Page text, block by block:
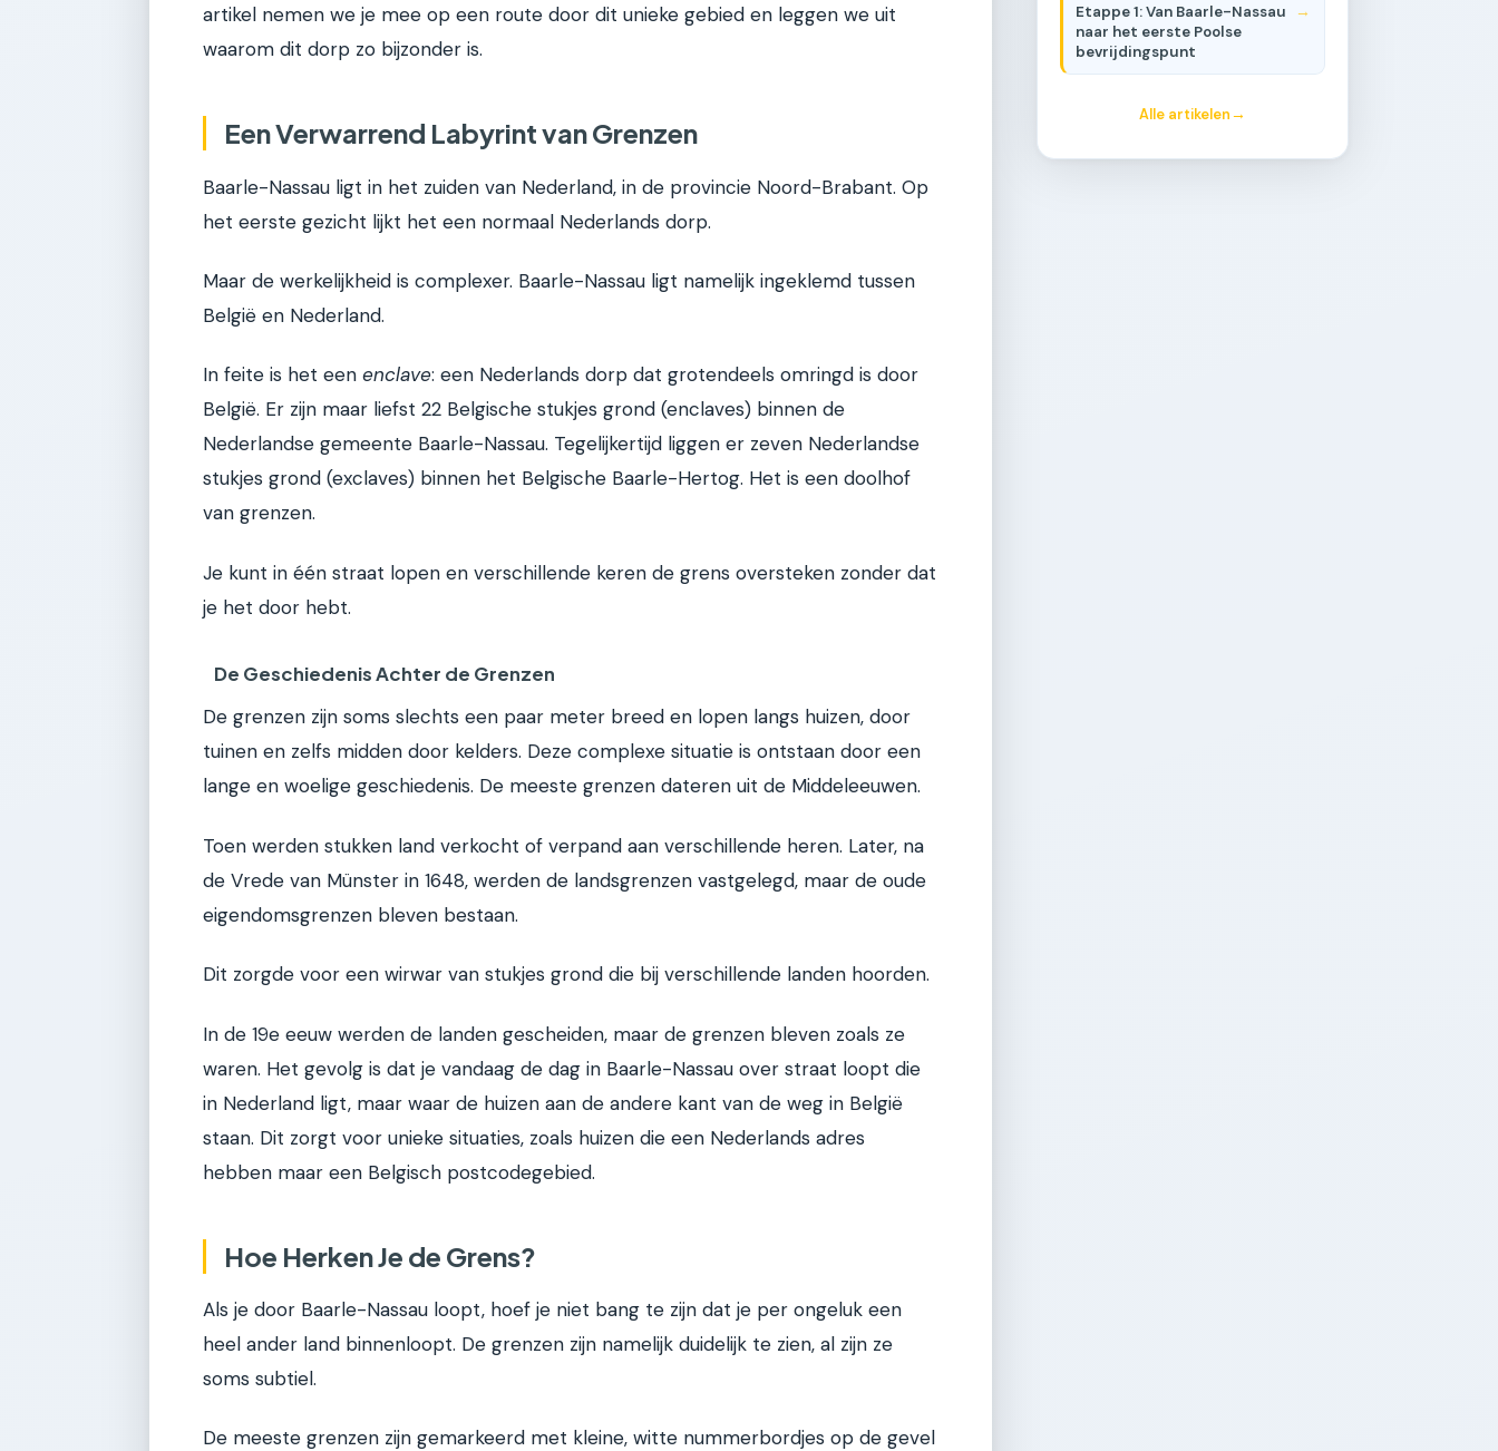
artikel nemen we je mee op een route door dit unieke gebied en leggen we uit
waarom dit dorp zo bijzonder is.
Een Verwarrend Labyrint van Grenzen
Baarle-Nassau ligt in het zuiden van Nederland, in de provincie Noord-Brabant. Op
het eerste gezicht lijkt het een normaal Nederlands dorp.
Maar de werkelijkheid is complexer. Baarle-Nassau ligt namelijk ingeklemd tussen
België en Nederland.
In feite is het een enclave: een Nederlands dorp dat grotendeels omringd is door
België. Er zijn maar liefst 22 Belgische stukjes grond (enclaves) binnen de
Nederlandse gemeente Baarle-Nassau. Tegelijkertijd liggen er zeven Nederlandse
stukjes grond (exclaves) binnen het Belgische Baarle-Hertog. Het is een doolhof
van grenzen.
Je kunt in één straat lopen en verschillende keren de grens oversteken zonder dat
je het door hebt.
De Geschiedenis Achter de Grenzen
De grenzen zijn soms slechts een paar meter breed en lopen langs huizen, door
tuinen en zelfs midden door kelders. Deze complexe situatie is ontstaan door een
lange en woelige geschiedenis. De meeste grenzen dateren uit de Middeleeuwen.
Toen werden stukken land verkocht of verpand aan verschillende heren. Later, na
de Vrede van Münster in 1648, werden de landsgrenzen vastgelegd, maar de oude
eigendomsgrenzen bleven bestaan.
Dit zorgde voor een wirwar van stukjes grond die bij verschillende landen hoorden.
In de 19e eeuw werden de landen gescheiden, maar de grenzen bleven zoals ze
waren. Het gevolg is dat je vandaag de dag in Baarle-Nassau over straat loopt die
in Nederland ligt, maar waar de huizen aan de andere kant van de weg in België
staan. Dit zorgt voor unieke situaties, zoals huizen die een Nederlands adres
hebben maar een Belgisch postcodegebied.
Hoe Herken Je de Grens?
Als je door Baarle-Nassau loopt, hoef je niet bang te zijn dat je per ongeluk een
heel ander land binnenloopt. De grenzen zijn namelijk duidelijk te zien, al zijn ze
soms subtiel.
De meeste grenzen zijn gemarkeerd met kleine, witte nummerbordjes op de gevel
Etappe 1: Van Baarle-Nassau
naar het eerste Poolse
bevrijdingspunt
Alle artikelen